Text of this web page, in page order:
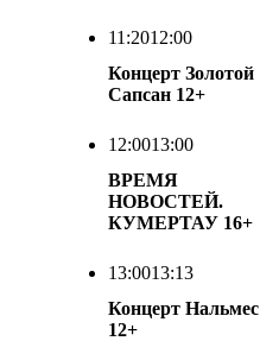
11:2012:00
Концерт Золотой
Сапсан 12+
12:0013:00
ВРЕМЯ
НОВОСТЕЙ.
КУМЕРТАУ 16+
13:0013:13
Концерт Нальмес
12+